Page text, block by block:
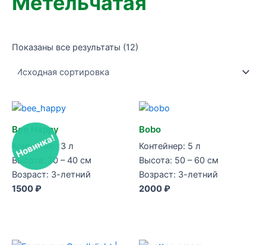
Показаны все результаты (12)
Новинка!
Bee Happy
Контейнер: 3 л
Высота: 30 – 40 см
Возраст: 3-летний
1500 ₽
Bobo
Контейнер: 5 л
Высота: 50 – 60 см
Возраст: 3-летний
2000 ₽